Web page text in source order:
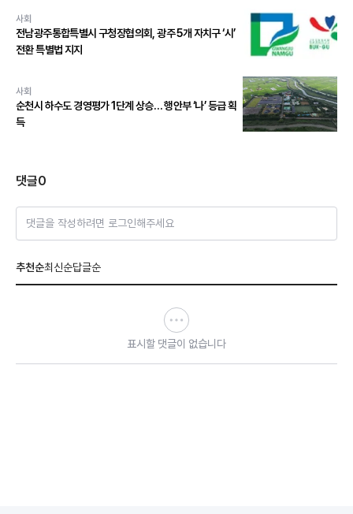
사회
전남광주통합특별시 구청장협의회, 광주 5개 자치구 ‘시’
전환 특별법 지지
사회
순천시 하수도 경영평가 1단계 상승… 행안부 ‘나’ 등급 획
득
댓글0
댓글을 작성하려면 로그인해주세요
추천순최신순답글순
표시할 댓글이 없습니다